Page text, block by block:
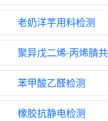
老奶洋芋用料检测
苯甲酸乙醛检测
橡胶抗静电检测